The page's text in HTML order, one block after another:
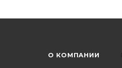
О КОМПАНИИ